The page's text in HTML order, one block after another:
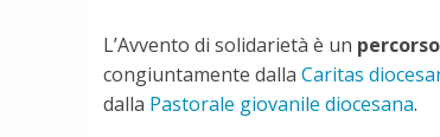
L’Avvento di solidarietà è un
congiuntamente dalla Caritas
dalla Pastorale giovanile diocesana.